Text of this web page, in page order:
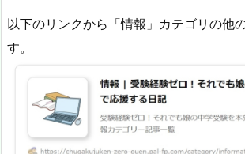
以下のリンクから「情報」カテゴリの他
す。